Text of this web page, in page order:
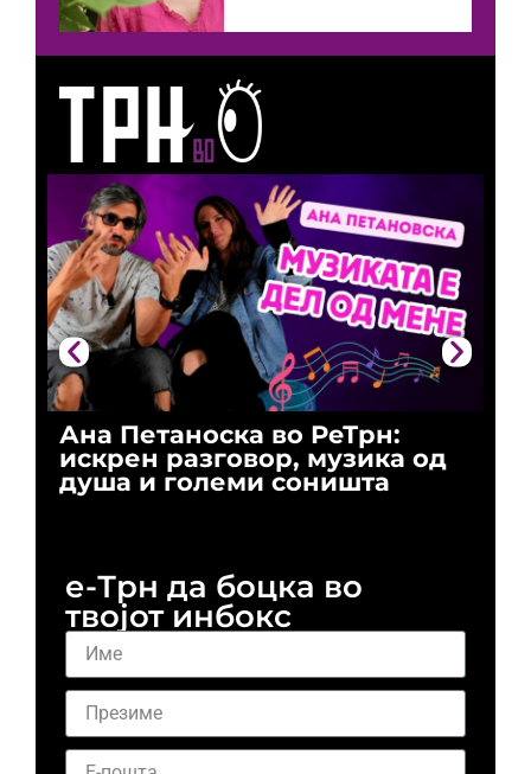
Ана Петаноска во РеТрн:
искрен разговор, музика од
душа и големи соништа
е-Трн да боцка во
твојот инбокс